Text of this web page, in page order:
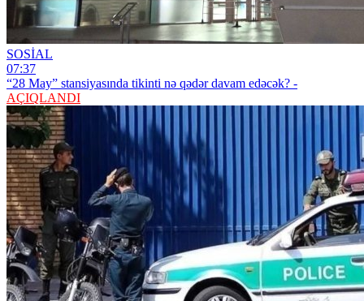
SOSİAL
07:37
“28 May” stansiyasında tikinti nə qədər davam edəcək? -
AÇIQLANDI